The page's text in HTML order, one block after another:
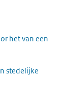
het van een
stedelijke